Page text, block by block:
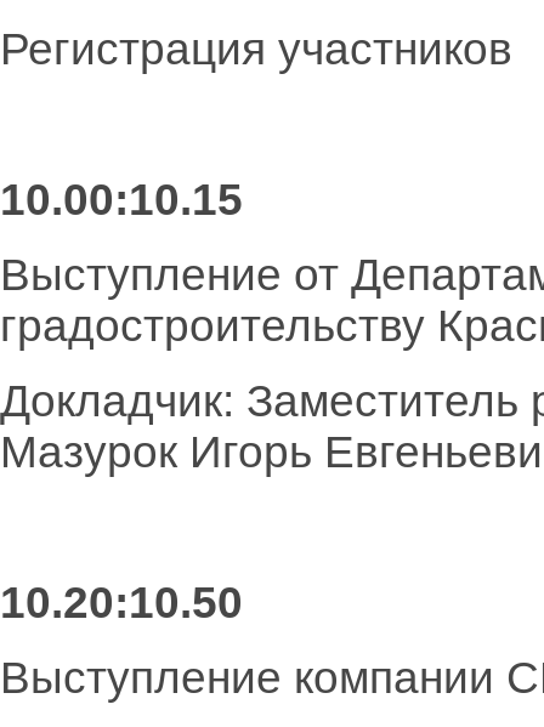
Регистрация участников
10.00:10.15
Выступление от
градостроительству
Докладчик: Заместитель
Мазурок Игорь
10.20:10.50
Выступление компании